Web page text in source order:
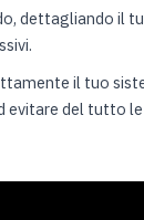
dettagliando il
il tuo
evitare del tutto